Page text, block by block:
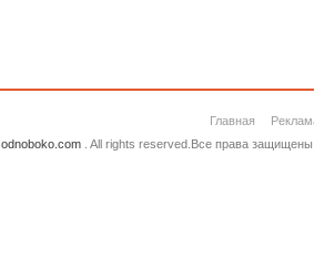
Главная
odnoboko.com. All rights reserved.Все права защищены.